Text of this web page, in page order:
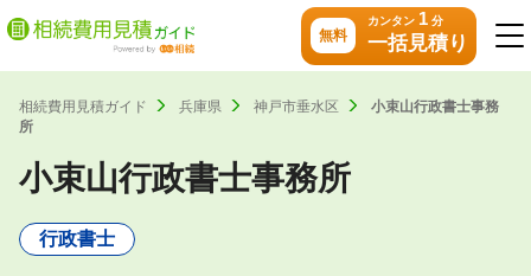
無料
カンタン 1分
一括見積り
相続費用見積ガイド 兵庫県 神戸市垂水区
小束山行政書士事務
所
小束山行政書士事務所
行政書士